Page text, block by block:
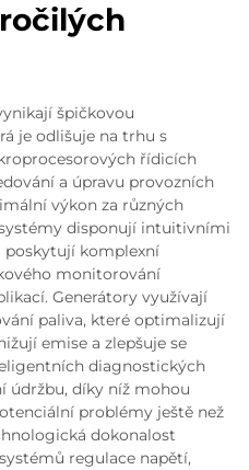
špičkovou
je odlišuje na trhu s
řídicích
a úpravu provozních
výkon za různých
disponují intuitivními
komplexní
monitorování
Generátory využívají
paliva, které optimalizují
emise a zlepšuje se
diagnostických
údržbu, díky níž mohou
problémy ještě než
dokonalost
regulace napětí,